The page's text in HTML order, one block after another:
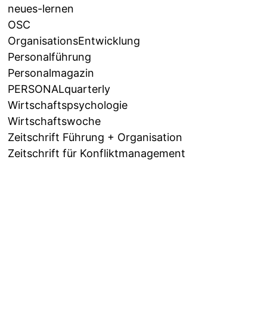
neues-lernen
OSC
OrganisationsEntwicklung
Personalführung
Personalmagazin
PERSONALquarterly
Wirtschaftspsychologie
Wirtschaftswoche
Zeitschrift Führung + Organisation
Zeitschrift für Konfliktmanagement